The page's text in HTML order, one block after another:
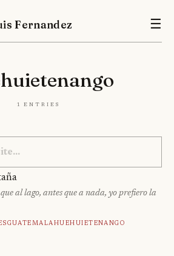
Fernandez ☰
1 entries
al lago, antes que a nada, yo prefiero la
GuatemalaHuehuietenango